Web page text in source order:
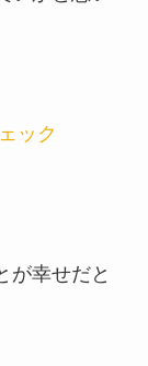
ック
が幸せだと